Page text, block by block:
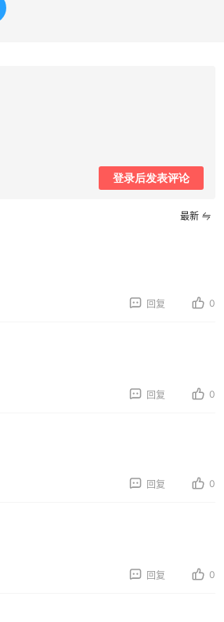
登录后发表评论
最新
回复 0
回复 0
回复 0
回复 0